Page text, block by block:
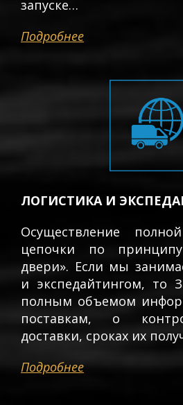
запуске…
Подробнее
ЛОГИСТИКА И
Осуществление
цепочки по
двери». Если мы
и экспедайтингом, то
полным объемом
поставкам, о
доставки, сроках их
Подробнее